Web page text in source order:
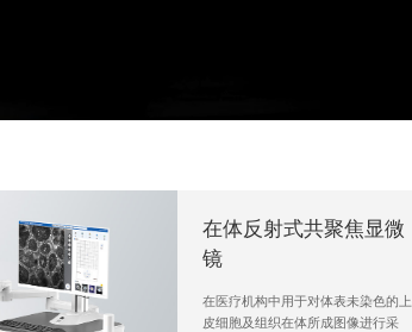
在体反射式共聚焦显微
镜
在医疗机构中用于对体表未染色的上
皮细胞及组织在体所成图像进行采